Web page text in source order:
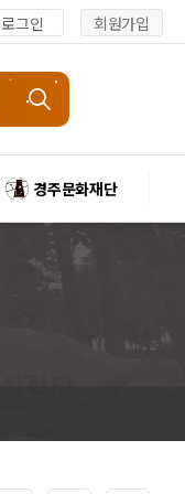
로그인 회원가입
경주문화재단